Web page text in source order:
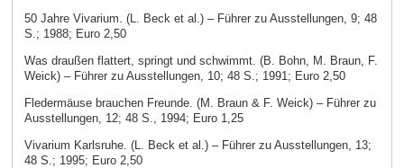
50 Jahre Vivarium. (L. Beck et al.) – Führer zu Ausstellungen, 9; 48
S.; 1988; Euro 2,50
Was draußen flattert, springt und schwimmt. (B. Bohn, M. Braun, F.
Weick) – Führer zu Ausstellungen, 10; 48 S.; 1991; Euro 2,50
Fledermäuse brauchen Freunde. (M. Braun & F. Weick) – Führer zu
Ausstellungen, 12; 48 S., 1994; Euro 1,25
Vivarium Karlsruhe. (L. Beck et al.) – Führer zu Ausstellungen, 13;
48 S.; 1995; Euro 2,50